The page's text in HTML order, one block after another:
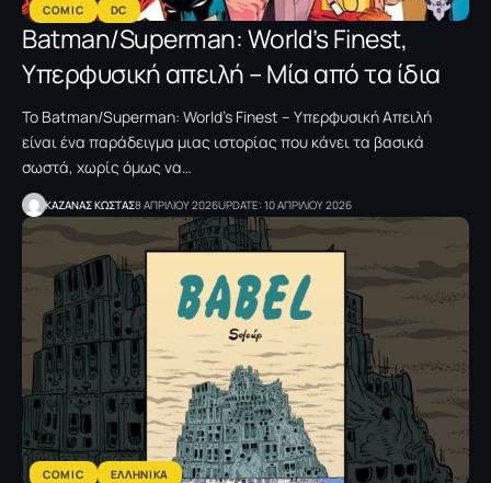
COMIC DC
Batman/Superman: World’s Finest,
Υπερφυσική απειλή – Μία από τα ίδια
Το Batman/Superman: World’s Finest – Υπερφυσική Απειλή
είναι ένα παράδειγμα μιας ιστορίας που κάνει τα βασικά
σωστά, χωρίς όμως να…
ΚΑΖΑΝΑΣ KΩΣΤΑΣ8 ΑΠΡΙΛΙΟΥ 2026UPDATE: 10 ΑΠΡΙΛΙΟΥ 2026
COMIC ΕΛΛΗΝΙΚΑ